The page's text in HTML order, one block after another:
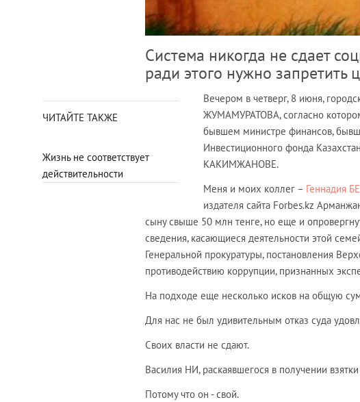
Система никогда не сдает
ради этого нужно запретить
ЧИТАЙТЕ ТАКЖЕ
Жизнь не соответствует
действительности
Вечером в четверг, 8 июня,
ЖУМАМУРАТОВА, согласно
бывшем министре финансов,
Инвестиционного фонда
КАКИМЖАНОВЕ.
Меня и моих коллег – Геннадия
издателя сайта Forbes.kz
сыну свыше 50 млн тенге, но еще и
сведения, касающиеся деятельности этой
Генеральной прокуратуры, постановления
противодействию коррупции, признанных
На подходе еще несколько исков на общую
Для нас не был удивительным отказ суда
Своих власти не сдают.
Василия НИ, раскаявшегося в получении
Потому что он - свой.